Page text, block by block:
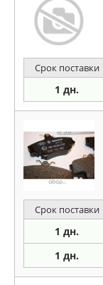
Срок поставки
1 дн.
Срок поставки
1 дн.
1 дн.